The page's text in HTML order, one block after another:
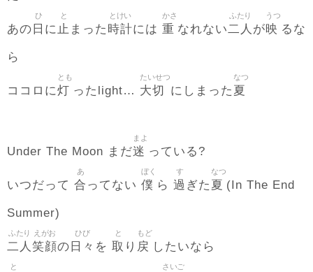
あの 日
ひ
に止
と
まった 時計
とけい
には 重
かさ
なれない二人
ふたり
が映
うつ
るな
ら
ココロに灯
とも
ったlight… 大切
たいせつ
にしまった 夏
なつ
Under The Moon まだ迷
まよ
っている?
いつだって 合
あ
ってない 僕
ぼく
ら 過
す
ぎた 夏
なつ
(In The End
Summer)
二人
ふたり
笑顔
えがお
の 日々
ひび
を 取
と
り 戻
もど
したいなら
と さいご